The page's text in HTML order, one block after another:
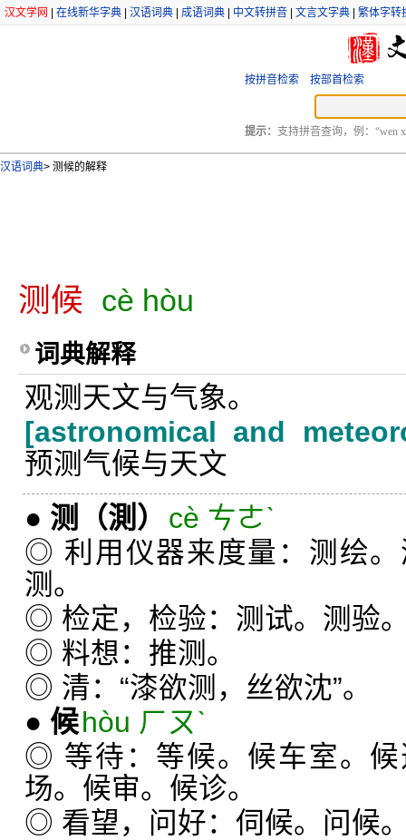
汉文学网 在线新华字典 汉语词典 成语词典 中文转拼音 文言文字典 繁体字转
按拼音检索 按部首检索
提示： 支持拼音查询，例：“wen
汉语词典> 测候的解释
测候 cè hòu
词典解释
观测天文与气象。
[astronomical and
预测气候与天文
● 测 （測）
cè ㄘㄜˋ
◎ 利用仪器来度量：测绘
测。
◎ 检定，检验：测试。测验
◎ 料想：推测。
◎ 清：“漆欲测，丝欲沈”。
● 候hòu ㄏㄡˋ
◎ 等待：等候。候车室。
场。候审。候诊。
◎ 看望，问好：伺候。问候